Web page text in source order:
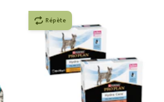
Répète